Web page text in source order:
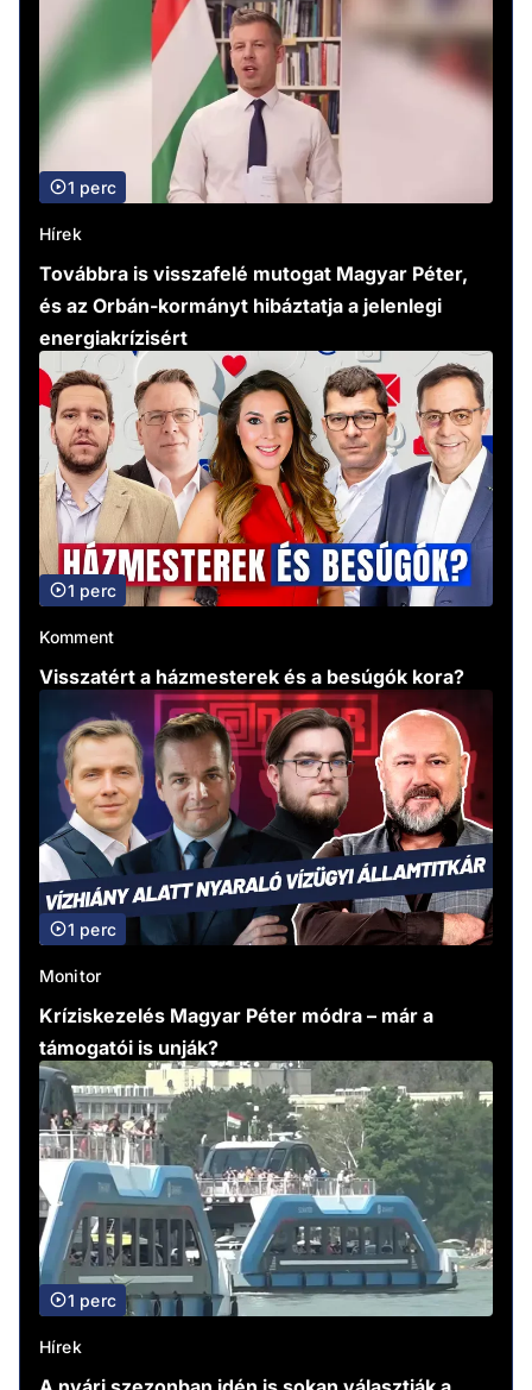
1 perc
Hírek
Továbbra is visszafelé mutogat Magyar Péter,
és az Orbán-kormányt hibáztatja a jelenlegi
energiakrízisért
1 perc
Komment
Visszatért a házmesterek és a besúgók kora?
1 perc
Monitor
Kríziskezelés Magyar Péter módra – már a
támogatói is unják?
1 perc
Hírek